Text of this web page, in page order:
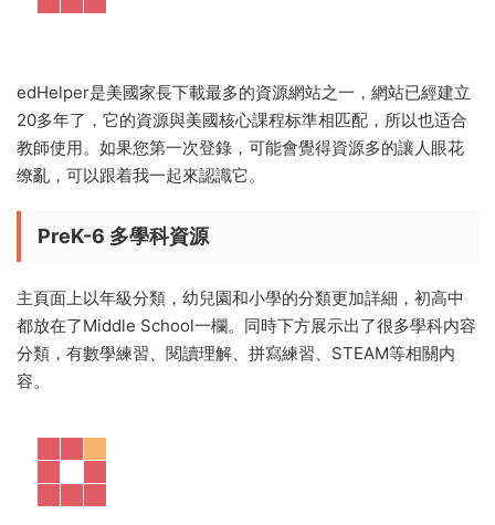
edHelper是美國家長下載最多的資源網站之一，網站已經建立
20多年了，它的資源與美國核心課程标準相匹配，所以也适合
教師使用。如果您第一次登錄，可能會覺得資源多的讓人眼花
缭亂，可以跟着我一起來認識它。
PreK-6 多學科資源
主頁面上以年級分類，幼兒園和小學的分類更加詳細，初高中
都放在了Middle School一欄。同時下方展示出了很多學科内容
分類，有數學練習、閱讀理解、拼寫練習、STEAM等相關内
容。